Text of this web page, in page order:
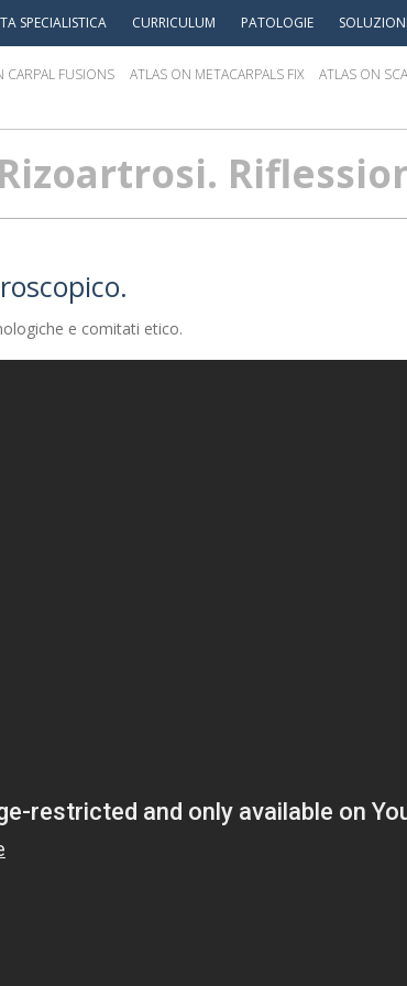
SPECIALISTICA CURRICULUM PATOLOGIE SOLUZIONI
ATLAS ON
ATLAS ON METACARPALS FIX
CARPAL FUSIONS
e comitati etico.